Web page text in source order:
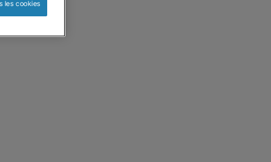
les cookies